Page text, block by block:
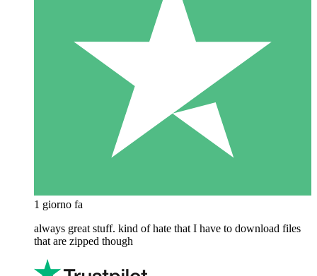
1 giorno fa
always great stuff. kind of hate that I have to download files
that are zipped though